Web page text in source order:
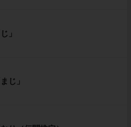
」
じ」